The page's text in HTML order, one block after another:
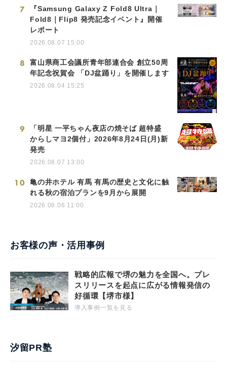
7
『Samsung Galaxy Z Fold8 Ultra｜
Fold8｜Flip8 発売記念イベント』開催
レポート
2026.08.07 15:00
8
富山県商工会議所青年部連合会 創立50周
年記念祝賀会 「DJ盆踊り」を開催します
2026.08.04 15:25
9
「明星 一平ちゃん夜店の焼そば 超特盛
からしマヨ2個付」2026年8月24日(月)新
発売
2026.08.07 13:00
10
亀の井ホテル 有馬 有馬の歴史と文化に触
れる秋の宿泊プランを9月から展開
2026.08.06 11:00
お客様の声・活用事例
戦略的広報で堺の魅力を全国へ。プレ
スリリースを起点に広がる情報発信の
好循環【堺市様】
導入事例一覧を見る
汐留PR塾